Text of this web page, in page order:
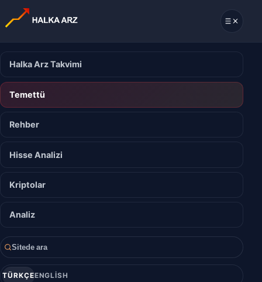
Halka Arz Takvimi
Temettü
Rehber
Hisse Analizi
Kriptolar
Analiz
Sitede ara
TÜRKÇEENGLISH